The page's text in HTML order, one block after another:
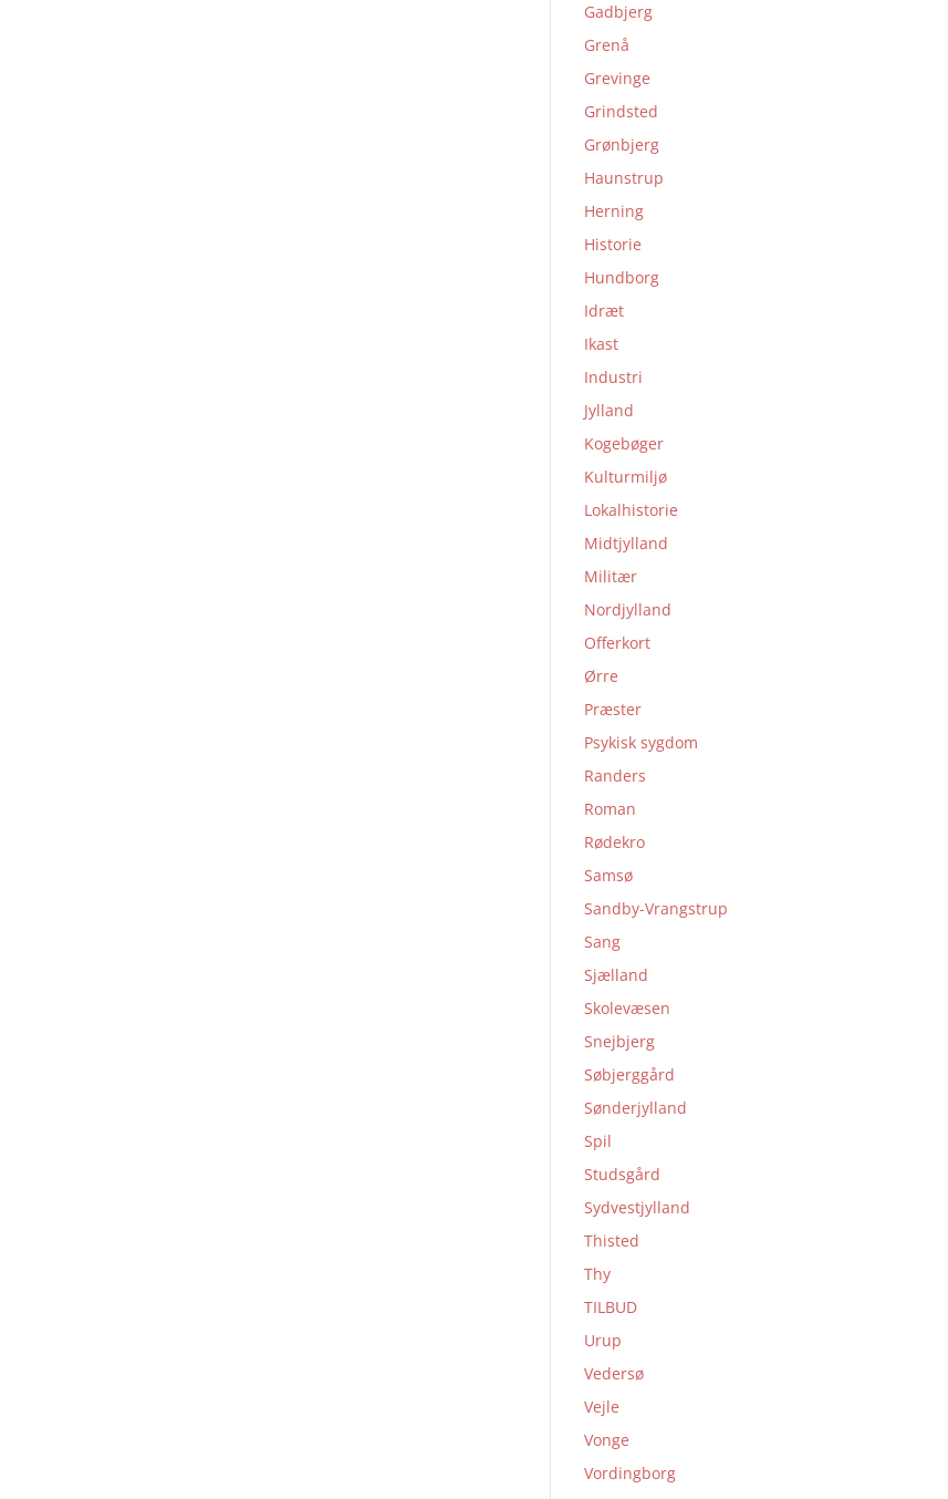
Gadbjerg
Grenå
Grevinge
Grindsted
Grønbjerg
Haunstrup
Herning
Historie
Hundborg
Idræt
Ikast
Industri
Jylland
Kogebøger
Kulturmiljø
Lokalhistorie
Midtjylland
Militær
Nordjylland
Offerkort
Ørre
Præster
Psykisk sygdom
Randers
Roman
Rødekro
Samsø
Sandby-Vrangstrup
Sang
Sjælland
Skolevæsen
Snejbjerg
Søbjerggård
Sønderjylland
Spil
Studsgård
Sydvestjylland
Thisted
Thy
TILBUD
Urup
Vedersø
Vejle
Vonge
Vordingborg